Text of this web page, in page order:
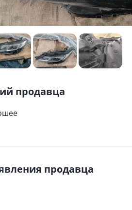
продавца
продавца